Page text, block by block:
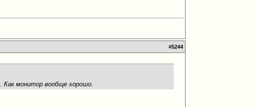
#5244
Как монитор вообще хорошо.